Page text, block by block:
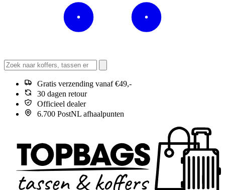
Gratis verzending vanaf €49,-
30 dagen retour
Officieel dealer
6.700 PostNL afhaalpunten